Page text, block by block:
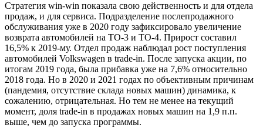
Стратегия win-win показала свою дей­ственность и для отдела
продаж, и для сер­виса. Подразделение послепродажного
обслуживания уже в 2020 году зафиксиро­вало увеличение
возврата автомобилей на ТО-3 и ТО-4. Прирост составил
16,5% к 2019-му. Отдел продаж наблюдал рост поступления
автомобилей Volkswagen в trade-in. После запуска акции, по
итогам 2019 года, была прибавка уже на 7,6% относительно
2018 года. Но в 2020 и 2021 годах по объективным причинам
(панде­мия, отсутствие склада новых машин) динамика, к
сожалению, отрицательная. Но тем не менее на текущий
момент, доля trade-in в продажах новых машин на 1,9 п.п.
выше, чем до запуска программы.